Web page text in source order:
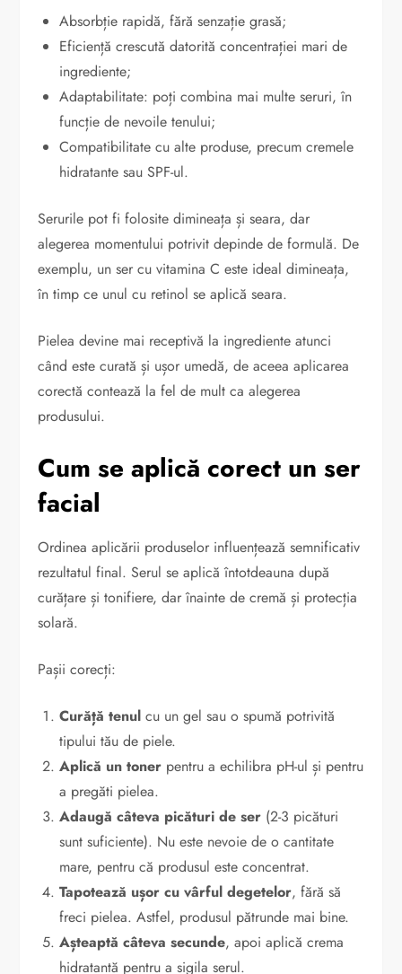
Absorbție rapidă, fără senzație grasă;
Eficiență crescută datorită concentrației mari de
ingrediente;
Adaptabilitate: poți combina mai multe seruri, în
funcție de nevoile tenului;
Compatibilitate cu alte produse, precum cremele
hidratante sau SPF-ul.
Serurile pot fi folosite dimineața și seara, dar
alegerea momentului potrivit depinde de formulă. De
exemplu, un ser cu vitamina C este ideal dimineața,
în timp ce unul cu retinol se aplică seara.
Pielea devine mai receptivă la ingrediente atunci
când este curată și ușor umedă, de aceea aplicarea
corectă contează la fel de mult ca alegerea
produsului.
Cum se aplică corect un ser
facial
Ordinea aplicării produselor influențează semnificativ
rezultatul final. Serul se aplică întotdeauna după
curățare și tonifiere, dar înainte de cremă și protecția
solară.
Pașii corecți:
Curăță tenul cu un gel sau o spumă potrivită
tipului tău de piele.
Aplică un toner pentru a echilibra pH-ul și pentru
a pregăti pielea.
Adaugă câteva picături de ser (2-3 picături
sunt suficiente). Nu este nevoie de o cantitate
mare, pentru că produsul este concentrat.
Tapotează ușor cu vârful degetelor, fără să
freci pielea. Astfel, produsul pătrunde mai bine.
Așteaptă câteva secunde, apoi aplică crema
hidratantă pentru a sigila serul.